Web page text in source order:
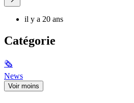
il y a 20 ans
Catégorie
🗞
News
Voir moins